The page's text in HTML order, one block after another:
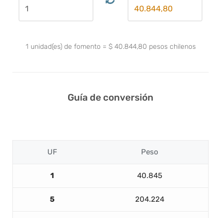
1 unidad(es) de fomento = $ 40.844,80 pesos chilenos
Guía de conversión
UF Peso
1 40.845
5 204.224